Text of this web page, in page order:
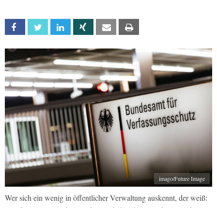
Facebook Twitter Linkedin Xing Email
imago/Future Image
Wer sich ein wenig in öffentlicher Verwaltung auskennt, der weiß: